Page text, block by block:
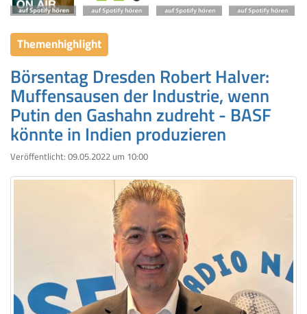
Themenhighlight
Börsentag Dresden Robert Halver:
Muffensausen der Industrie, wenn
Putin den Gashahn zudreht - BASF
könnte in Indien produzieren
Veröffentlicht: 09.05.2022 um 10:00